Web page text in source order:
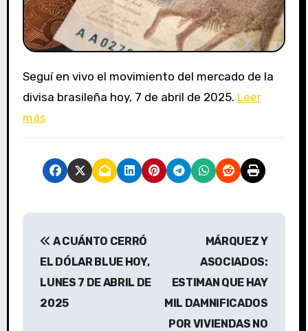
Seguí en vivo el movimiento del mercado de la
divisa brasileña hoy, 7 de abril de 2025. Leer
más
N
A CUÁNTO CERRÓ
EL DÓLAR BLUE HOY,
LUNES 7 DE ABRIL DE
2025
MÁRQUEZ Y
ASOCIADOS:
ESTIMAN QUE HAY
MIL DAMNIFICADOS
POR VIVIENDAS NO